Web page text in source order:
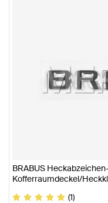
BRABUS
Kofferraumdeckel/
(1)